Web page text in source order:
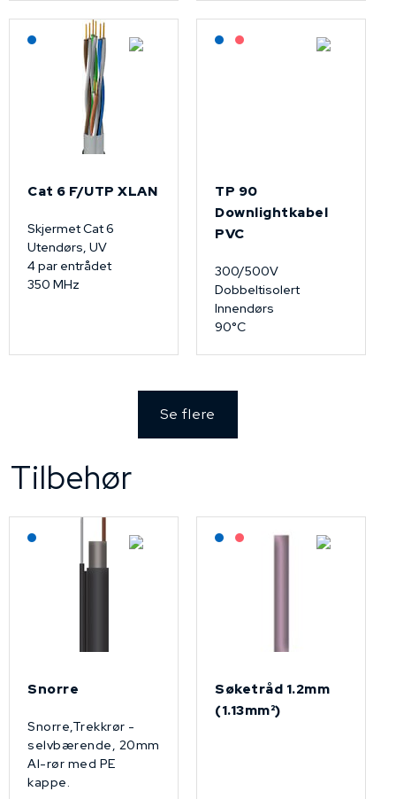
Lagerført: NEK Kabel
Cat 6 F/UTP XLAN
Skjermet Cat 6
Utendørs, UV
4 par entrådet
350 MHz
Lagerført: NEK Kabel
På forespørsel
TP 90
Downlightkabel
PVC
300/500V
Dobbeltisolert
Innendørs
90°C
Se flere
Tilbehør
Lagerført: NEK Kabel
Snorre
Snorre,Trekkrør -
selvbærende, 20mm
Al-rør med PE
kappe.
Lagerført: NEK Kabel
På forespørsel
Søketråd 1.2mm
(1.13mm²)